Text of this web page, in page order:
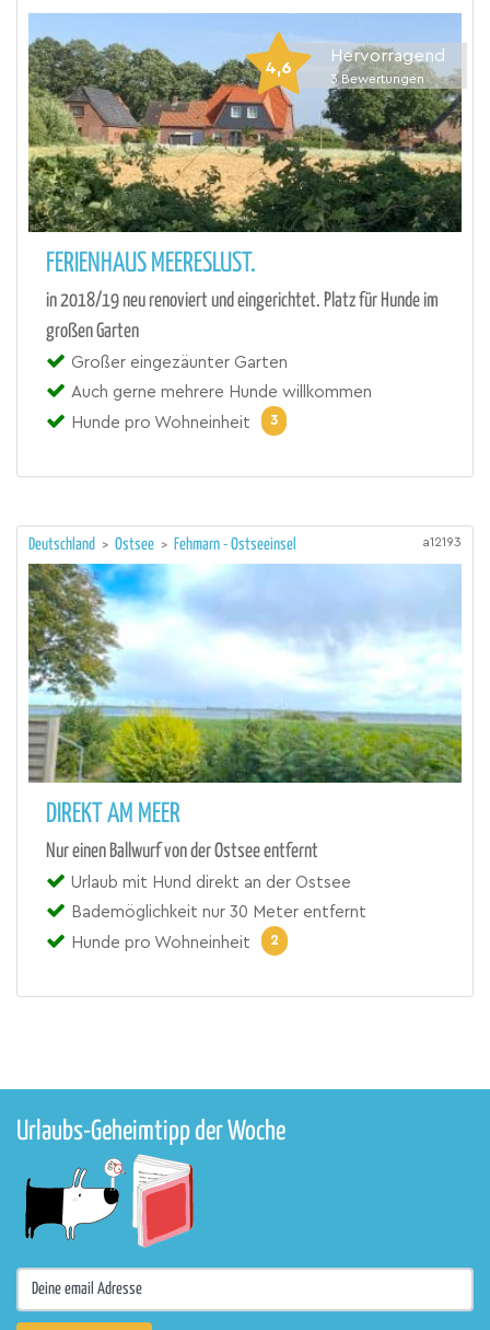
4,6
Hervorragend
3 Bewertungen
FERIENHAUS MEERESLUST.
in 2018/19 neu renoviert und eingerichtet. Platz für Hunde im
großen Garten
Großer eingezäunter Garten
Auch gerne mehrere Hunde willkommen
Hunde pro Wohneinheit
3
Deutschland > Ostsee > Fehmarn - Ostseeinsel a12193
DIREKT AM MEER
Nur einen Ballwurf von der Ostsee entfernt
Urlaub mit Hund direkt an der Ostsee
Bademöglichkeit nur 30 Meter entfernt
Hunde pro Wohneinheit
2
Urlaubs-Geheimtipp der Woche